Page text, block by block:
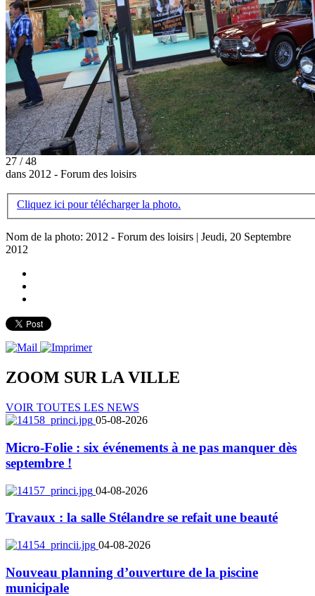
27 / 48
dans 2012 - Forum des loisirs
Cliquez ici pour télécharger la photo.
Nom de la photo: 2012 - Forum des loisirs | Jeudi, 20 Septembre
2012
ZOOM SUR LAVILLE
VOIR TOUTES LES NEWS
05-08-2026
Micro-Folie : six événements à ne pas manquer dès
septembre !
04-08-2026
Travaux : la salle Stélandre se refait une beauté
04-08-2026
Nouveau planning d’ouverture de la piscine
municipale